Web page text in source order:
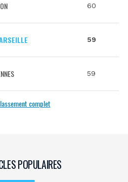
60
59
59
complet
POPULAIRES